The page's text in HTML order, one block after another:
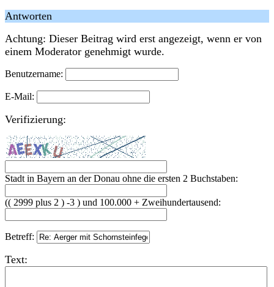
Antworten
Achtung: Dieser Beitrag wird erst angezeigt, wenn er von
einem Moderator genehmigt wurde.
Benutzername:
E-Mail:
Verifizierung:
Stadt in Bayern an der Donau ohne die ersten 2 Buchstaben:
(( 2999 plus 2 ) -3 ) und 100.000 + Zweihundertausend:
Betreff:
Text: